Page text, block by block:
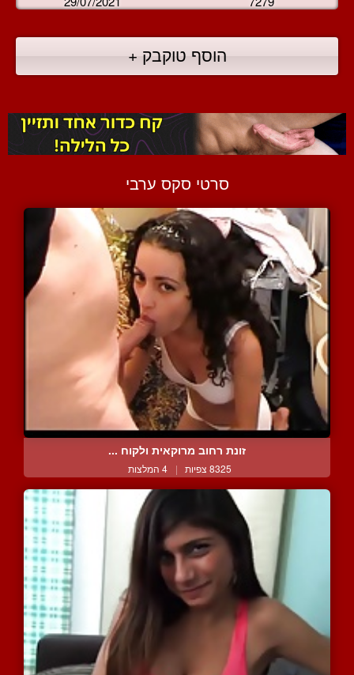
הוסף טוקבק +
סרטי סקס ערבי
זונת רחוב מרוקאית ולקוח ...
8325 צפיות | 4 המלצות